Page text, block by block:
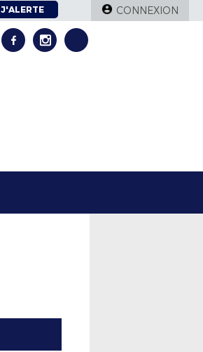
J'ALERTE CONNEXION